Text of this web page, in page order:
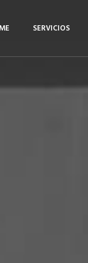
SERVICIOS